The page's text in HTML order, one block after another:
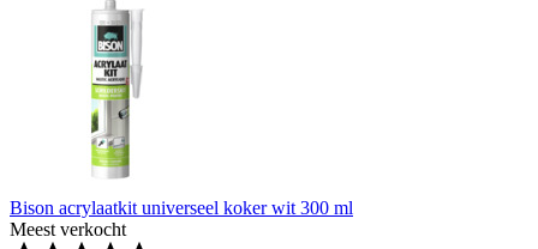
Bison acrylaatkit universeel koker wit 300 ml
Meest verkocht